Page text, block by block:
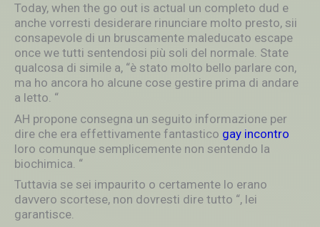
Today, when the go out is actual un completo dud e
anche vorresti desiderare rinunciare molto presto, sii
consapevole di un bruscamente maleducato escape
once we tutti sentendosi più soli del normale. State
qualcosa di simile a, “è stato molto bello parlare con,
ma ho ancora ho alcune cose gestire prima di andare
a letto. “
AH propone consegna un seguito informazione per
dire che era effettivamente fantastico gay incontro
loro comunque semplicemente non sentendo la
biochimica. “
Tuttavia se sei impaurito o certamente lo erano
davvero scortese, non dovresti dire tutto “, lei
garantisce.